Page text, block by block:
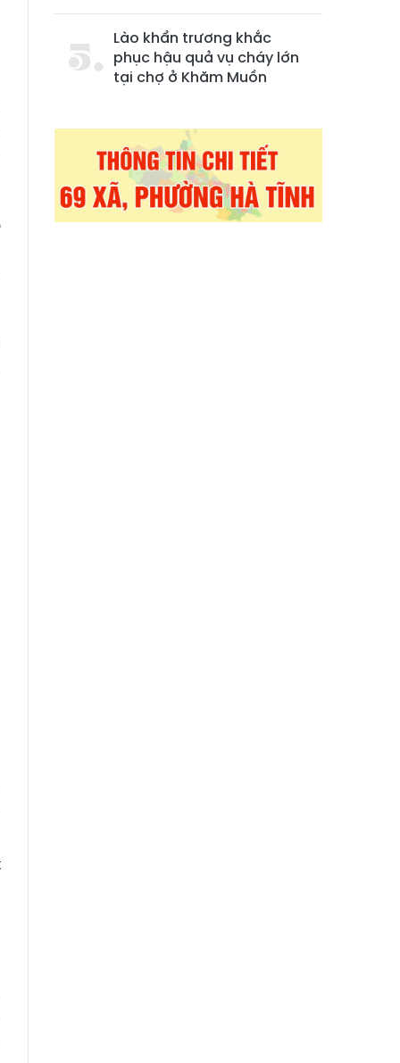
Lào khẩn trương khắc
phục hậu quả vụ cháy lớn
tại chợ ở Khăm Muồn